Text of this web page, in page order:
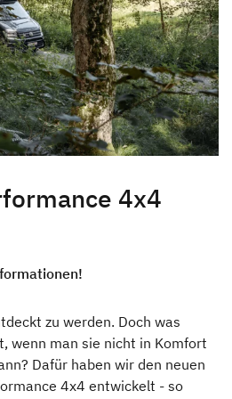
4x4
zu werden. Doch was
wenn man sie nicht in Komfort
Dafür haben wir den neuen
4x4 entwickelt - so